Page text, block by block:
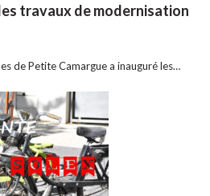
travaux de modernisation
de Petite Camargue a inauguré les…